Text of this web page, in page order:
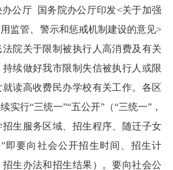
公厅 国务院办公厅印发<关于加强
监管、警示和惩戒机制建设的意见>
院关于限制被执行人高消费及有关
续做好我市限制失信被执行人或限
读高收费民办学校有关工作。各区
实行“三统一”“五公开”（“三统一”，
生服务区域、招生程序、随迁子女
即要向社会公开招生时间、招生计
生办法和招生结果）。要向社会公